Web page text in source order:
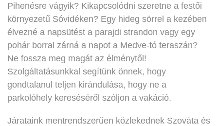
Pihenésre vágyik? Kikapcsolódni szeretne a festői
környezetű Sóvidéken? Egy hideg sörrel a kezében
élvezné a napsütést a parajdi strandon vagy egy
pohár borral zárná a napot a Medve-tó teraszán?
Ne fossza meg magát az élménytől!
Szolgáltatásunkkal segítünk önnek, hogy
gondtalanul teljen kirándulása, hogy ne a
parkolóhely kereséséről szóljon a vakáció.
Járataink mentrendszerűen közlekednek Szováta és